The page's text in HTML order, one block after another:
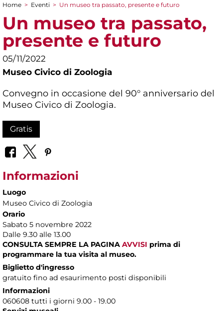
Tu sei qui
Home > Eventi > Un museo tra passato, presente e futuro
Un museo tra passato,
presente e futuro
05/11/2022
Museo Civico di Zoologia
Convegno in occasione del 90° anniversario del
Museo Civico di Zoologia.
Gratis
Informazioni
Luogo
Museo Civico di Zoologia
Orario
Sabato 5 novembre 2022
Dalle 9.30 alle 13.00
CONSULTA SEMPRE LA PAGINA AVVISI prima di
programmare la tua visita al museo.
Biglietto d'ingresso
gratuito fino ad esaurimento posti disponibili
Informazioni
060608 tutti i giorni 9.00 - 19.00